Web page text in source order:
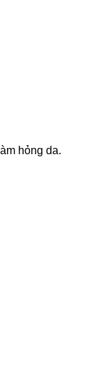
hỏng da.